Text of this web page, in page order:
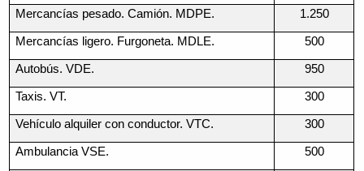
Mercancías pesado. Camión. MDPE. 1.250
Mercancías ligero. Furgoneta. MDLE. 500
Autobús. VDE. 950
Taxis. VT. 300
Vehículo alquiler con conductor. VTC. 300
Ambulancia VSE. 500